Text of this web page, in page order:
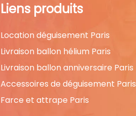
Liens produits
Location déguisement Paris
Livraison ballon hélium Paris
Livraison ballon anniversaire Paris
Accessoires de déguisement Paris
Farce et attrape Paris